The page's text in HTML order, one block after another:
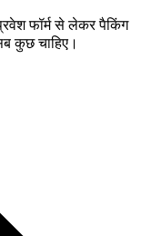
फॉर्म से लेकर पैकिंग
कुछ चाहिए।